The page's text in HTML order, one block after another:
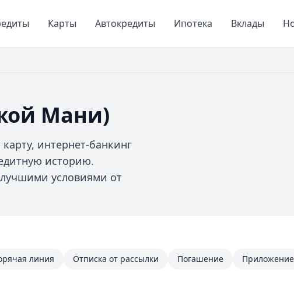
Карты Автокредиты Ипотека Вклады
Мани)
интернет-банкинг
историю.
условиями от
линия Отписка от рассылки Погашение Приложение